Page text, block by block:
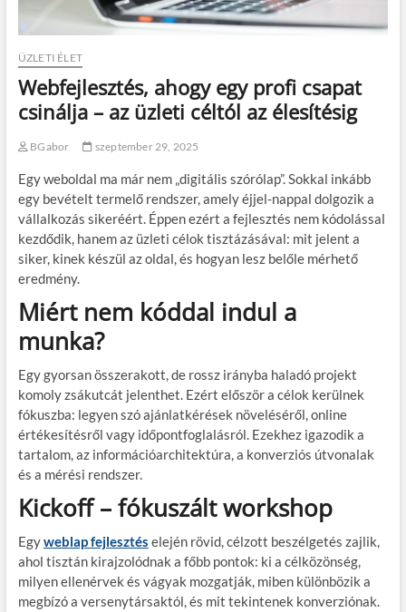
ÜZLETI ÉLET
Webfejlesztés, ahogy egy profi csapat
csinálja – az üzleti céltól az élesítésig
BGabor szeptember 29, 2025
Egy weboldal ma már nem „digitális szórólap”. Sokkal inkább
egy bevételt termelő rendszer, amely éjjel-nappal dolgozik a
vállalkozás sikeréért. Éppen ezért a fejlesztés nem kódolással
kezdődik, hanem az üzleti célok tisztázásával: mit jelent a
siker, kinek készül az oldal, és hogyan lesz belőle mérhető
eredmény.
Miért nem kóddal indul a
munka?
Egy gyorsan összerakott, de rossz irányba haladó projekt
komoly zsákutcát jelenthet. Ezért először a célok kerülnek
fókuszba: legyen szó ajánlatkérések növeléséről, online
értékesítésről vagy időpontfoglalásról. Ezekhez igazodik a
tartalom, az információarchitektúra, a konverziós útvonalak
és a mérési rendszer.
Kickoff – fókuszált workshop
Egyweblap fejlesztés elején rövid, célzott beszélgetés zajlik,
ahol tisztán kirajzolódnak a főbb pontok: ki a célközönség,
milyen ellenérvek és vágyak mozgatják, miben különbözik a
megbízó a versenytársaktól, és mit tekintenek konverziónak.